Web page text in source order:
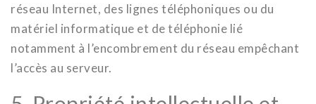
réseau Internet, des lignes téléphoniques ou du
matériel informatique et de téléphonie lié
notamment à l’encombrement du réseau empêchant
l’accès au serveur.